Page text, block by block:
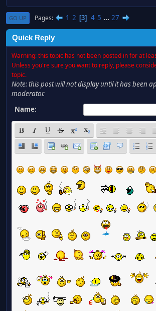
GO UP Pages 1 2 3 4 5 ... 27
Quick Reply
Warning: this topic has not been posted in for at
Unless you're sure you want to reply, please
topic.
Note: this post will not display until it has been
moderator.
Name: